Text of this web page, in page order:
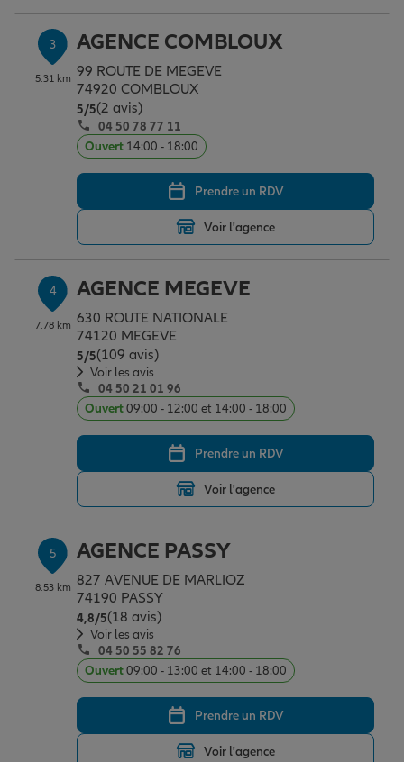
Assurance scolaire
Protection juridique
Retraite
Tous nos devis d'assurance
3
5.31 km
AGENCE COMBLOUX
99 ROUTE DE MEGEVE
74920 COMBLOUX
5/5Note de 5 sur 5
(2 avis)
04 50 78 77 11
Ouvert 14:00 - 18:00
Prendre un RDV
Voir l'agence
4
7.78 km
AGENCE MEGEVE
630 ROUTE NATIONALE
74120 MEGEVE
5/5Note de 5 sur 5
(109 avis)
Voir les avis
04 50 21 01 96
Ouvert09:00 - 12:00 et 14:00 - 18:00
Prendre un RDV
Voir l'agence
5
8.53 km
AGENCE PASSY
827 AVENUE DE MARLIOZ
74190 PASSY
4,8/5Note de 4.8 sur 5
(18 avis)
Voir les avis
04 50 55 82 76
Ouvert09:00 - 13:00 et 14:00 - 18:00
Prendre un RDV
Voir l'agence